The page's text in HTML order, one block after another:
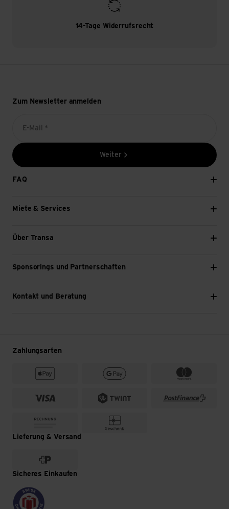
14-Tage Widerrufsrecht
Zum Newsletter anmelden
E-Mail *
Weiter
FAQ
Miete & Services
Über Transa
Sponsorings und Partnerschaften
Kontakt und Beratung
Zahlungsarten
Lieferung & Versand
Sicheres Einkaufen